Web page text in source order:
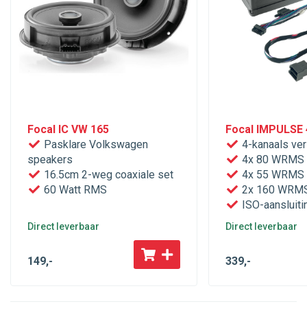
Focal IC VW 165
Pasklare Volkswagen
speakers
16.5cm 2-weg coaxiale set
60 Watt RMS
Direct leverbaar
149,-
Focal IMPULSE
4-kanaals
4x 80 WRMS
4x 55 WRMS
2x 160
ISO-
Direct leverbaar
339,-